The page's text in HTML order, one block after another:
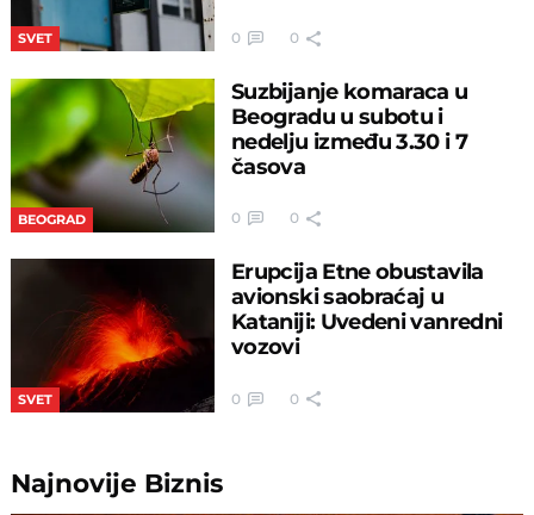
SVET 0 0
BEOGRAD
Suzbijanje komaraca u
Beogradu u subotu i
nedelju između 3.30 i 7
časova
0 0
SVET
Erupcija Etne obustavila
avionski saobraćaj u
Kataniji: Uvedeni vanredni
vozovi
0 0
Najnovije Biznis